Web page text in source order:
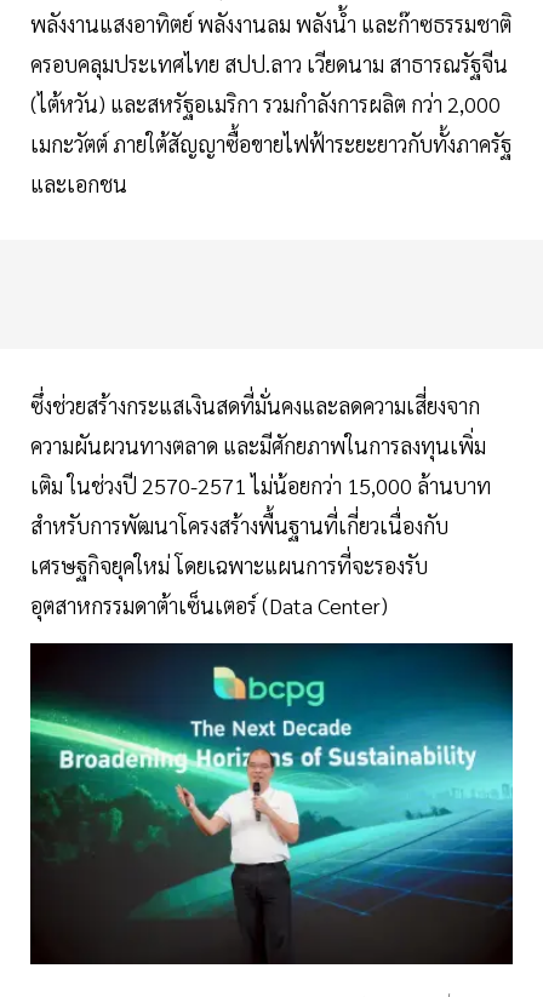
พลังงานแสงอาทิตย์ พลังงานลม พลังน้ำ และก๊าซธรรมชาติ
ครอบคลุมประเทศไทย สปป.ลาว เวียดนาม สาธารณรัฐจีน
(ไต้หวัน) และสหรัฐอเมริกา รวมกำลังการผลิต กว่า 2,000
เมกะวัตต์ ภายใต้สัญญาซื้อขายไฟฟ้าระยะยาวกับทั้งภาครัฐ
และเอกชน
ซึ่งช่วยสร้างกระแสเงินสดที่มั่นคงและลดความเสี่ยงจาก
ความผันผวนทางตลาด และมีศักยภาพในการลงทุนเพิ่ม
เติม ในช่วงปี 2570-2571 ไม่น้อยกว่า 15,000 ล้านบาท
สำหรับการพัฒนาโครงสร้างพื้นฐานที่เกี่ยวเนื่องกับ
เศรษฐกิจยุคใหม่ โดยเฉพาะแผนการที่จะรองรับ
อุตสาหกรรมดาต้าเซ็นเตอร์ (Data Center)